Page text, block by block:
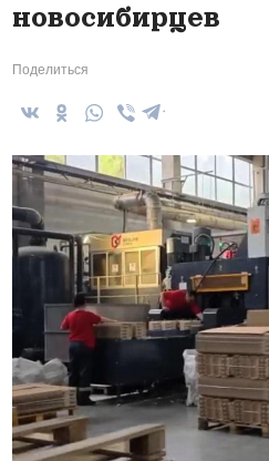
новосибирцев
Поделиться